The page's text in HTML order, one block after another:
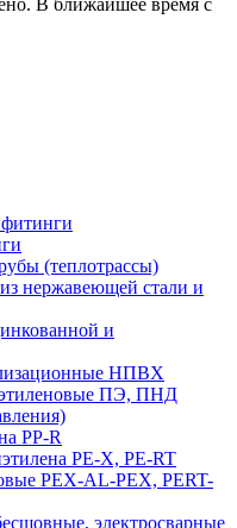
В ближайшее время с
(теплотрассы)
нержавеющей стали и
и
НПВХ
ПЭ, ПНД
PP-R
PE-X, PE-RT
PEX-AL-PEX, PERT-
электросварные